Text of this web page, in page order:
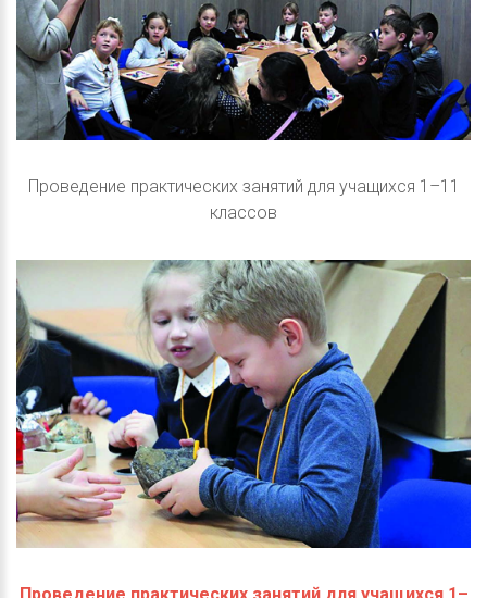
Проведение практических занятий для учащихся 1–11
классов